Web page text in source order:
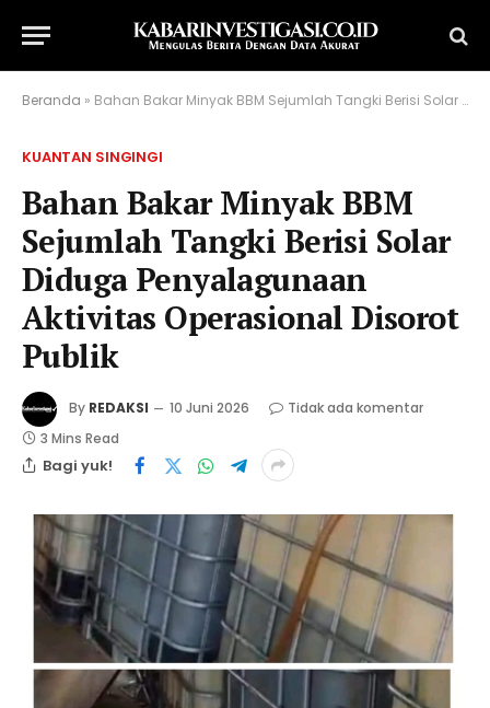
Beranda » Bahan Bakar Minyak BBM Sejumlah Tangki Berisi Solar Diduga Penyalagunaan Aktivitas Operasional Disorot Publik
KUANTAN SINGINGI
Bahan Bakar Minyak BBM
Sejumlah Tangki Berisi Solar
Diduga Penyalagunaan
Aktivitas Operasional Disorot
Publik
By REDAKSI 10 Juni 2026
Tidak ada komentar
3 Mins Read
Bagi yuk!